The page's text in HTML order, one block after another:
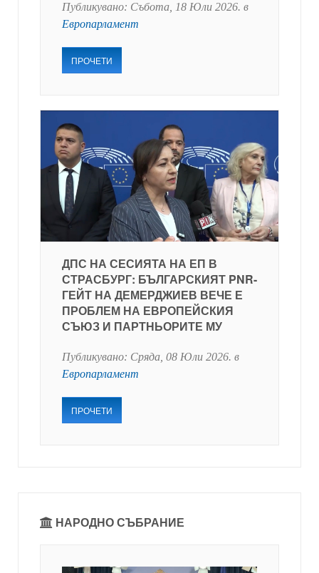
Публикувано: Събота, 18 Юли 2026. в
Европарламент
ПРОЧЕТИ
ДПС НА СЕСИЯТА НА ЕП В
СТРАСБУРГ: БЪЛГАРСКИЯТ PNR-
ГЕЙТ НА ДЕМЕРДЖИЕВ ВЕЧЕ Е
ПРОБЛЕМ НА ЕВРОПЕЙСКИЯ
СЪЮЗ И ПАРТНЬОРИТЕ МУ
Публикувано: Сряда, 08 Юли 2026. в
Европарламент
ПРОЧЕТИ
НАРОДНО СЪБРАНИЕ